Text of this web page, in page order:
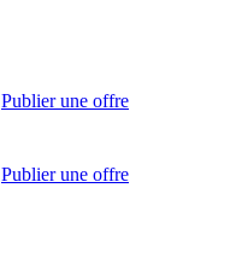
Publier une offre
Publier une offre